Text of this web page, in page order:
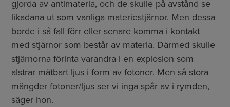
gjorda av antimateria, och de skulle på avstånd se
likadana ut som vanliga materiestjärnor. Men dessa
borde i så fall förr eller senare komma i kontakt
med stjärnor som består av materia. Därmed skulle
stjärnorna förinta varandra i en explosion som
alstrar mätbart ljus i form av fotoner. Men så stora
mängder fotoner/ljus ser vi inga spår av i rymden,
säger hon.